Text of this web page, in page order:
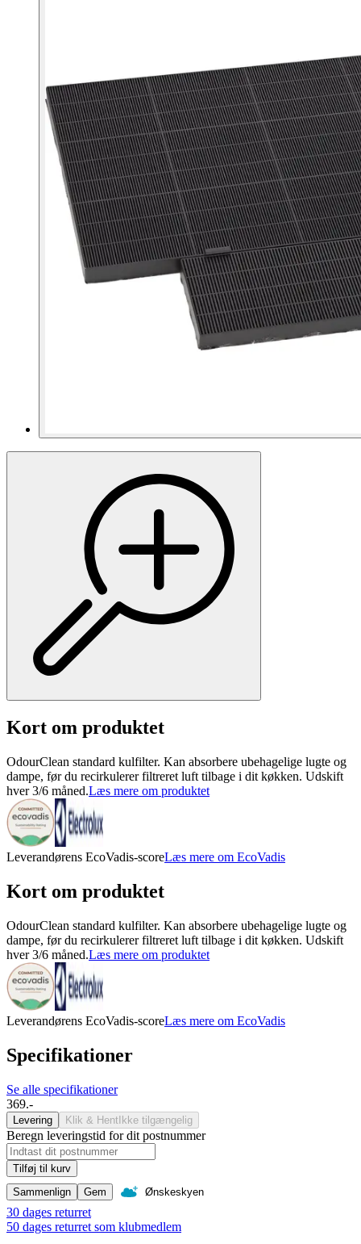
Kort om produktet
OdourClean standard kulfilter. Kan absorbere ubehagelige lugte og
dampe, før du recirkulerer filtreret luft tilbage i dit køkken. Udskift
hver 3/6 måned.Læs mere om produktet
Leverandørens EcoVadis-scoreLæs mere om EcoVadis
Kort om produktet
OdourClean standard kulfilter. Kan absorbere ubehagelige lugte og
dampe, før du recirkulerer filtreret luft tilbage i dit køkken. Udskift
hver 3/6 måned.Læs mere om produktet
Leverandørens EcoVadis-scoreLæs mere om EcoVadis
Specifikationer
Se alle specifikationer
369.-
Levering Klik & Hent Ikke tilgængelig
Beregn leveringstid for dit postnummer
Tilføj til kurv
Sammenlign
Gem Ønskeskyen
30 dages returret
50 dages returret som klubmedlem